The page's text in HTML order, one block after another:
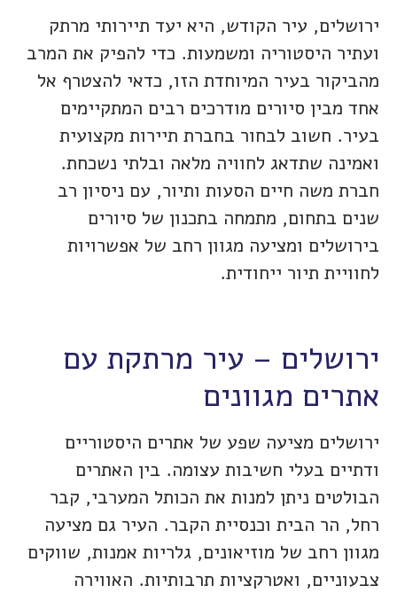
ירושלים, עיר הקודש, היא יעד תיירותי מרתק
ועתיר היסטוריה ומשמעות. כדי להפיק את המרב
מהביקור בעיר המיוחדת הזו, כדאי להצטרף אל
אחד מבין סיורים מודרכים רבים המתקיימים
בעיר. חשוב לבחור בחברת תיירות מקצועית
ואמינה שתדאג לחוויה מלאה ובלתי נשכחת.
חברת משה חיים הסעות ותיור, עם ניסיון רב
שנים בתחום, מתמחה בתכנון של סיורים
בירושלים ומציעה מגוון רחב של אפשרויות
לחוויית תיור ייחודית.
ירושלים – עיר מרתקת עם
אתרים מגוונים
ירושלים מציעה שפע של אתרים היסטוריים
ודתיים בעלי חשיבות עצומה. בין האתרים
הבולטים ניתן למנות את הכותל המערבי, קבר
רחל, הר הבית וכנסיית הקבר. העיר גם מציעה
מגוון רחב של מוזיאונים, גלריות אמנות, שווקים
צבעוניים, ואטרקציות תרבותיות. האווירה